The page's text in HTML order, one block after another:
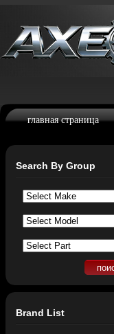
главная страница
Search By Group
Brand List